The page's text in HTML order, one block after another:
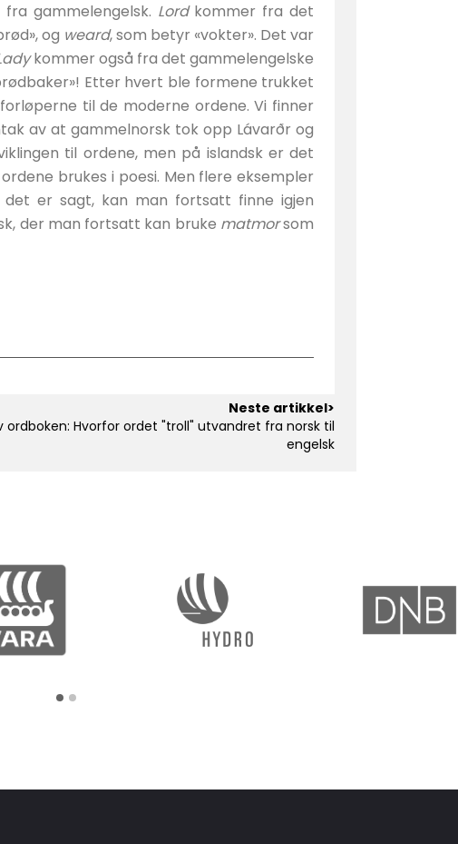
gammelengelsk. Lord kommer fra det
og weard, som betyr «vokter». Det var
kommer også fra det gammelengelske
Etter hvert ble formene trukket
til de moderne ordene. Vi finner
av at gammelnorsk tok opp Lávarðr og
til ordene, men på islandsk er det
brukes i poesi. Men flere eksempler
er sagt, kan man fortsatt finne igjen
der man fortsatt kan bruke matmorsom
Neste artikkel>
ordboken: Hvorfor ordet "troll" utvandret fra norsk til
engelsk